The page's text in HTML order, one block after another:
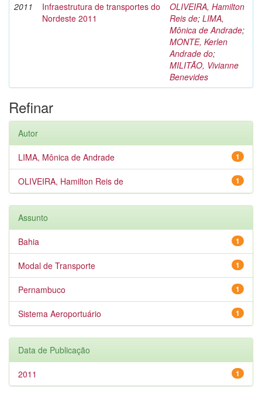
2011
Infraestrutura de transportes do
Nordeste 2011
OLIVEIRA, Hamilton
Reis de; LIMA,
Mônica de Andrade;
MONTE, Kerlen
Andrade do;
MILITÃO, Vivianne
Benevides
Refinar
Autor
1
LIMA, Mônica de Andrade
1
OLIVEIRA, Hamilton Reis de
Assunto
1
Bahia
1
Modal de Transporte
1
Pernambuco
1
Sistema Aeroportuário
Data de Publicação
1
2011